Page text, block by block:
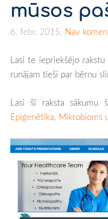
mūsos
6. febr. 2015, Nav
Lasi te iepriekšējo rakstu
runājam tieši par bērnu
Lasi šī raksta sākumu
Epiģenētika, Mikrobioms